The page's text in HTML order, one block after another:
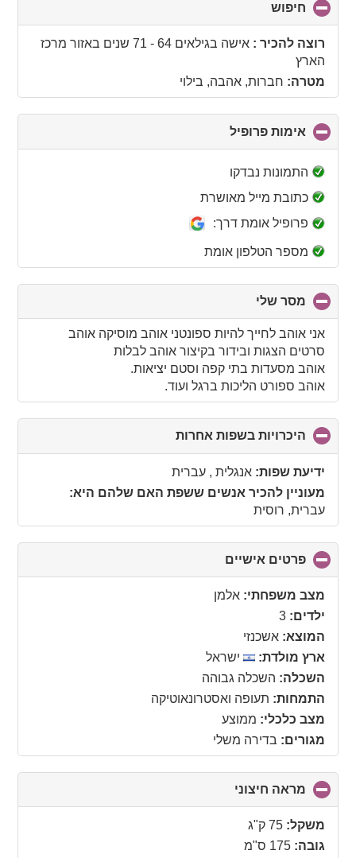
חיפוש
to
collapseרוצה להכיר :אישה בגילאים 64 - 71 שנים באזור מרכז
הארץ
מטרה: חברות, אהבה, בילוי
אימות פרופיל
to
התמונות נבדקו
כתובת מייל מאושרת
פרופיל אומת דרך:
מספר הטלפון אומת
מסר שלי
to
collapse
contents
אני אוהב לחייך להיות ספונטני אוהב מוסיקה אוהב
סרטים הצגות ובידור בקיצור אוהב לבלות
אוהב מסעדות בתי קפה וסטם יציאות.
אוהב ספורט הליכות ברגל ועוד.
היכרויות בשפות אחרות
to
collapse
ידיעת שפות: אנגלית , עברית
מעוניין להכיר אנשים ששפת האם שלהם היא:
עברית, רוסית
פרטים אישיים
to
collapse
מצב משפחתי: אלמן
ילדים: 3
המוצא: אשכנזי
ארץ מולדת:
ישראל
השכלה: השכלה גבוהה
התמחות: תעופה ואסטרונאוטיקה
מצב כלכלי: ממוצע
מגורים: בדירה משלי
מראה חיצוני
to
משקל: 75 ק"ג
גובה: 175 ס"מ